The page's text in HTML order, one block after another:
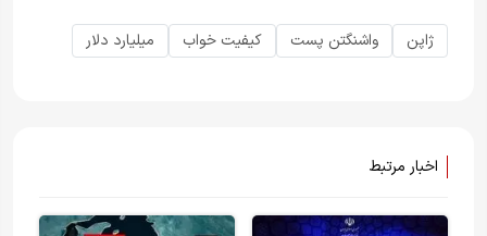
ژاپن واشنگتن پست کیفیت خواب میلیارد دلار
اخبار مرتبط